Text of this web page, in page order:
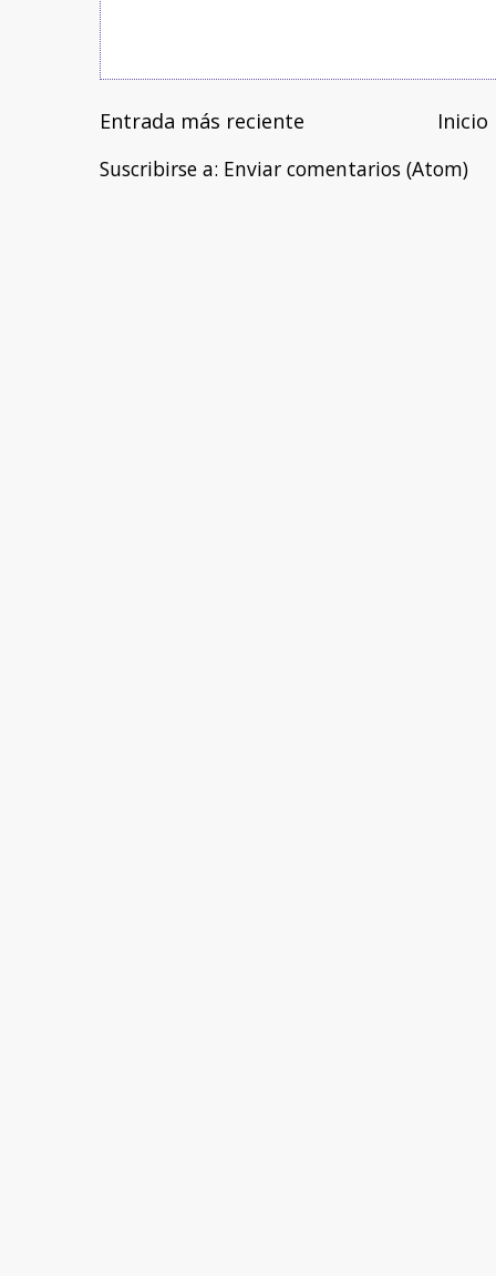
Entrada más reciente
Inicio
Suscribirse a: Enviar comentarios (Atom)